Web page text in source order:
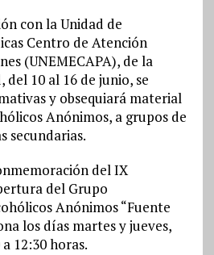
con la Unidad de
Centro de Atención
(UNEMECAPA), de la
del 10 al 16 de junio, se
y obsequiará material
Anónimos, a grupos de
secundarias.
del IX
del Grupo
Anónimos “Fuente
los días martes y jueves,
12:30 horas.